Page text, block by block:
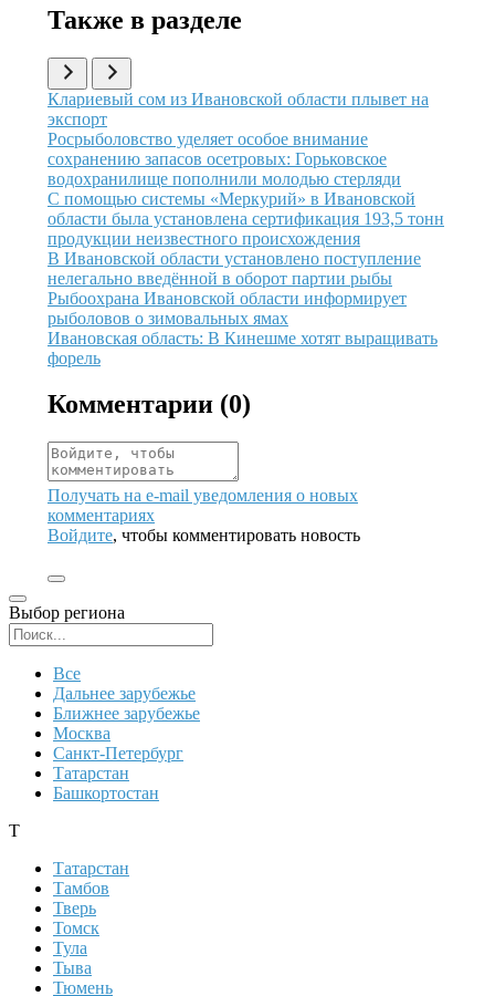
Также в разделе
Иллюстрация новости
Клариевый сом из Ивановской области плывет на
экспорт
Иллюстрация новости
Росрыболовство уделяет особое внимание
сохранению запасов осетровых: Горьковское
водохранилище пополнили молодью стерляди
Иллюстрация новости
С помощью системы «Меркурий» в Ивановской
области была установлена сертификация 193,5 тонн
продукции неизвестного происхождения
Иллюстрация новости
В Ивановской области установлено поступление
нелегально введённой в оборот партии рыбы
Иллюстрация новости
Рыбоохрана Ивановской области информирует
рыболовов о зимовальных ямах
Иллюстрация новости
Ивановская область: В Кинешме хотят выращивать
форель
Комментарии (0)
Получать на e‑mail уведомления о новых
комментариях
Войдите, чтобы комментировать новость
Выбор региона
Все
Дальнее зарубежье
Ближнее зарубежье
Москва
Санкт-Петербург
Татарстан
Башкортостан
Т
Татарстан
Тамбов
Тверь
Томск
Тула
Тыва
Тюмень